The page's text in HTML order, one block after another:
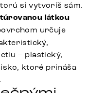
si vytvoríš sám.
látkou
určuje
– plastický,
ktoré prináša